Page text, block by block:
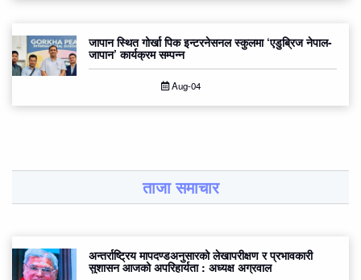
जापान स्थित गोर्खा पिक इन्टरनेसनल स्कुलमा ‘एडुब्रिज नेपाल-
जापान’ कार्यक्रम सम्पन्न
Aug-04
ताजा समाचार
अन्तर्राष्ट्रिय मापदण्डअनुसारको लेखापरीक्षण र प्रभावकारी
सुशासन आजको अपरिहार्यता : अध्यक्ष अग्रवाल